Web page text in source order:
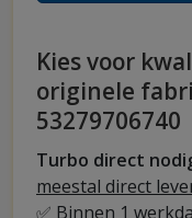
Kies voor
originele
53279706740
Turbo direct
meestal direct
✅ Binnen 1